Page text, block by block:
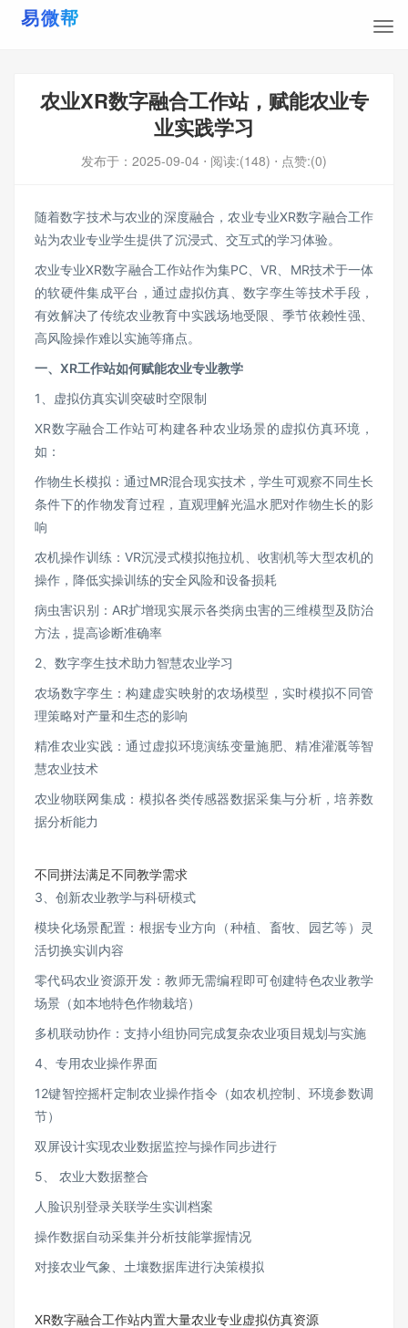
农业XR数字融合工作站，赋能农业专
业实践学习
发布于： 2025-09-04 ⋅ 阅读:(148) ⋅ 点赞:(0)
随着数字技术与农业的深度融合，农业专业XR数字融合工作
站为农业专业学生提供了沉浸式、交互式的学习体验。
农业专业XR数字融合工作站作为集PC、VR、MR技术于一体
的软硬件集成平台，通过虚拟仿真、数字孪生等技术手段，
有效解决了传统农业教育中实践场地受限、季节依赖性强、
高风险操作难以实施等痛点。
一、XR工作站如何赋能农业专业教学
1、虚拟仿真实训突破时空限制
XR数字融合工作站可构建各种农业场景的虚拟仿真环境，
如：
作物生长模拟：通过MR混合现实技术，学生可观察不同生长
条件下的作物发育过程，直观理解光温水肥对作物生长的影
响
农机操作训练：VR沉浸式模拟拖拉机、收割机等大型农机的
操作，降低实操训练的安全风险和设备损耗
病虫害识别：AR扩增现实展示各类病虫害的三维模型及防治
方法，提高诊断准确率
2、数字孪生技术助力智慧农业学习
农场数字孪生：构建虚实映射的农场模型，实时模拟不同管
理策略对产量和生态的影响
精准农业实践：通过虚拟环境演练变量施肥、精准灌溉等智
慧农业技术
农业物联网集成：模拟各类传感器数据采集与分析，培养数
据分析能力
不同拼法满足不同教学需求
3、创新农业教学与科研模式
模块化场景配置：根据专业方向（种植、畜牧、园艺等）灵
活切换实训内容
零代码农业资源开发：教师无需编程即可创建特色农业教学
场景（如本地特色作物栽培）
多机联动协作：支持小组协同完成复杂农业项目规划与实施
4、专用农业操作界面
12键智控摇杆定制农业操作指令（如农机控制、环境参数调
节）
双屏设计实现农业数据监控与操作同步进行
5、 农业大数据整合
人脸识别登录关联学生实训档案
操作数据自动采集并分析技能掌握情况
对接农业气象、土壤数据库进行决策模拟
XR数字融合工作站内置大量农业专业虚拟仿真资源